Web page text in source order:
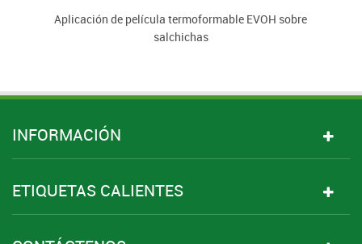
Aplicación de película termoformable EVOH sobre
salchichas
INFORMACIÓN
ETIQUETAS CALIENTES